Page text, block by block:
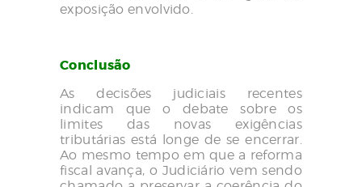
exposição envolvido.
Conclusão
As decisões judiciais recentes
indicam que o debate sobre os
limites das novas exigências
tributárias está longe de se encerrar.
Ao mesmo tempo em que a reforma
fiscal avança, o Judiciário vem sendo